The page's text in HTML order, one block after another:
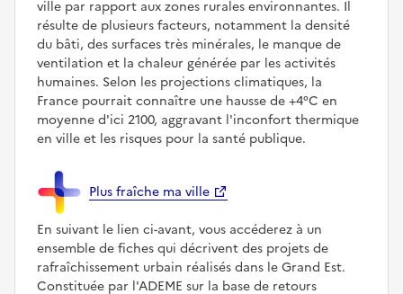
ville par rapport aux zones rurales environnantes. Il
résulte de plusieurs facteurs, notamment la densité
du bâti, des surfaces très minérales, le manque de
ventilation et la chaleur générée par les activités
humaines. Selon les projections climatiques, la
France pourrait connaître une hausse de +4°C en
moyenne d'ici 2100, aggravant l'inconfort thermique
en ville et les risques pour la santé publique.
Plus fraîche ma ville
En suivant le lien ci-avant, vous accéderez à un
ensemble de fiches qui décrivent des projets de
rafraîchissement urbain réalisés dans le Grand Est.
Constituée par l'ADEME sur la base de retours